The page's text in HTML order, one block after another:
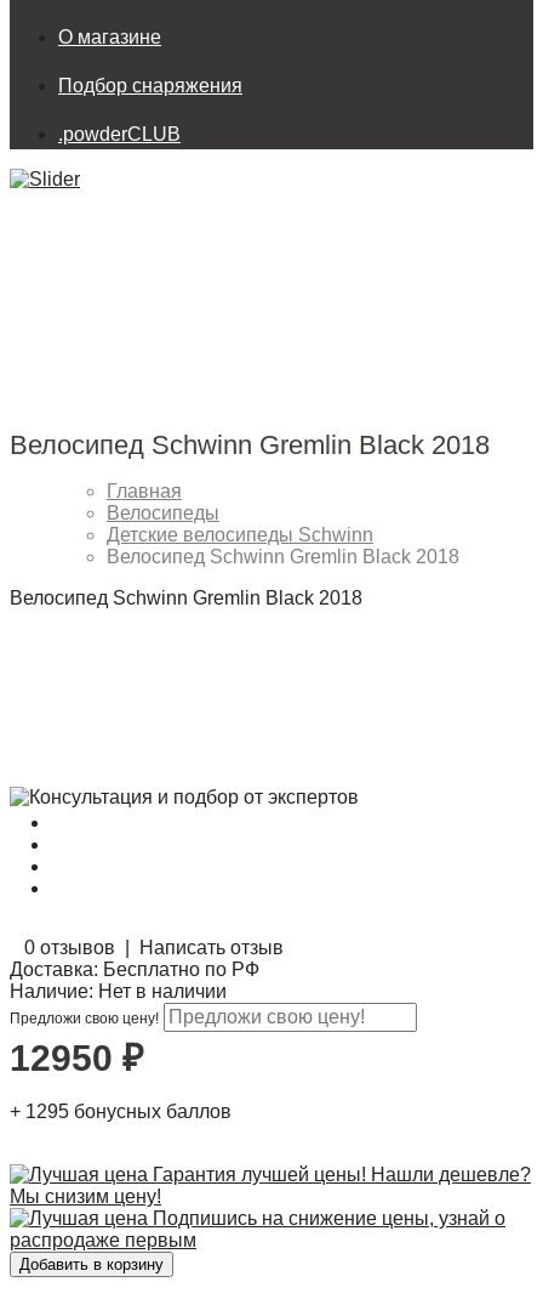
О магазине
Подбор снаряжения
.powderCLUB
Велосипед Schwinn Gremlin Black 2018
Главная
Велосипеды
Детские велосипеды Schwinn
Велосипед Schwinn Gremlin Black 2018
Велосипед Schwinn Gremlin Black 2018
0 отзывов
Написать отзыв
Доставка: Бесплатно по РФ
Наличие: Нет в наличии
Предложи свою цену!
12950 ₽
+ 1295 бонусных баллов
Гарантия лучшей цены! Нашли дешевле?
Мы снизим цену!
Подпишись на снижение цены, узнай о
распродаже первым